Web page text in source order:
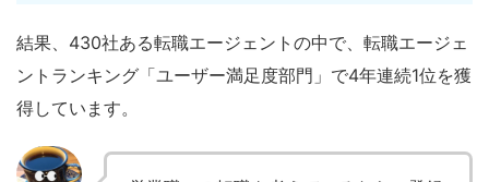
結果、430社ある転職エージェントの中で、転職エージェ
ントランキング「ユーザー満足度部門」で4年連続1位を獲
得しています。